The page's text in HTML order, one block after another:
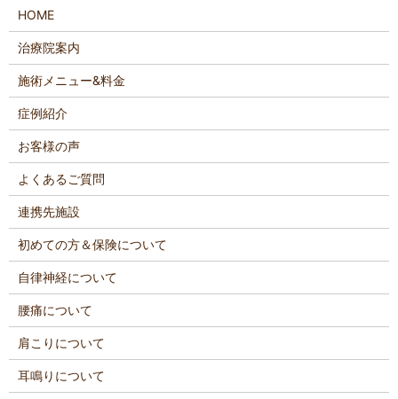
HOME
治療院案内
施術メニュー&料金
症例紹介
お客様の声
よくあるご質問
連携先施設
初めての方＆保険について
自律神経について
腰痛について
肩こりについて
耳鳴りについて